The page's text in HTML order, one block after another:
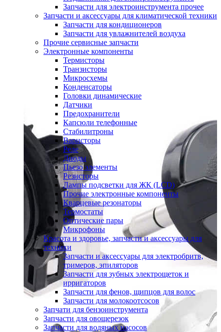
Запчасти для электроинструмента прочее
Запчасти и аксессуары для климатической техники
Запчасти для кондиционеров
Запчасти для увлажнителей воздуха
Прочие сервисные запчасти
Электронные компоненты
Термисторы
Транзисторы
Микросхемы
Конденсаторы
Головки динамические
Датчики
Предохранители
Капсюли телефонные
Стабилитроны
Варисторы
Реле
Диоды
Пьезо элементы
Резисторы
Лампы подсветки для ЖК (LCD)
Прочие электронные компоненты
Кварцевые резонаторы
Термостаты
Оптические пары
Микрофоны
Красота и здоровье, запчасти и аксессуары для
техники
Запчасти и аксессуары для электробритв,
тримеров, эпиляторов
Запчасти для зубных электрощеток и
ирригаторов
Запчасти для фенов, щипцов для волос
Запчасти для молокоотсосов
Запчати для бензоинструмента
Запчасти для овощерезок
Запчасти для водяных насосов